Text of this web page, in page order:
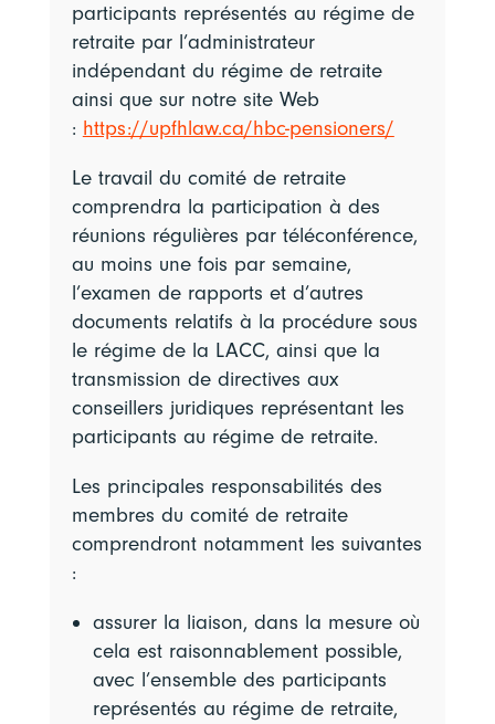
participants représentés au régime de
retraite par l’administrateur
indépendant du régime de retraite
ainsi que sur notre site Web
: https://upfhlaw.ca/hbc-pensioners/
Le travail du comité de retraite
comprendra la participation à des
réunions régulières par téléconférence,
au moins une fois par semaine,
l’examen de rapports et d’autres
documents relatifs à la procédure sous
le régime de la LACC, ainsi que la
transmission de directives aux
conseillers juridiques représentant les
participants au régime de retraite.
Les principales responsabilités des
membres du comité de retraite
comprendront notamment les suivantes
:
assurer la liaison, dans la mesure où
cela est raisonnablement possible,
avec l’ensemble des participants
représentés au régime de retraite,